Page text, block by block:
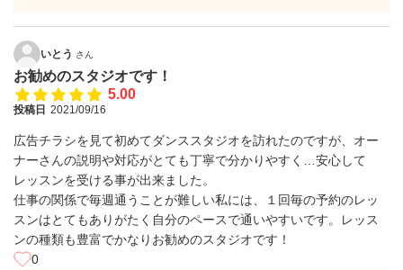
いとう さん
お勧めのスタジオです！
5.00
投稿日 2021/09/16
広告チラシを見て初めてダンススタジオを訪れたのですが、オー
ナーさんの説明や対応がとても丁寧で分かりやすく…安心して
レッスンを受ける事が出来ました。
仕事の関係で毎週通うことが難しい私には、１回毎の予約のレッ
スンはとてもありがたく自分のペースで通いやすいです。レッス
ンの種類も豊富でかなりお勧めのスタジオです！
0